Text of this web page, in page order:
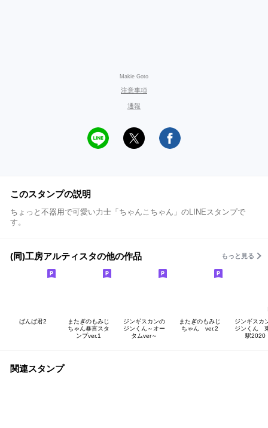
Makie Goto
注意事項
通報
このスタンプの説明
ちょっと不器用で可愛い力士「ちゃんこちゃん」のLINEスタンプで
す。
(同)工房アルティスタの他の作品 もっと見る
ばんば君2
またぎのもみじ
ちゃん暴言スタ
ンプver.1
ジンギスカンの
ジンくん～オー
タムver～
またぎのもみじ
ちゃん ver.2
ジンギスカ
ジンくん
駅2020
関連スタンプ